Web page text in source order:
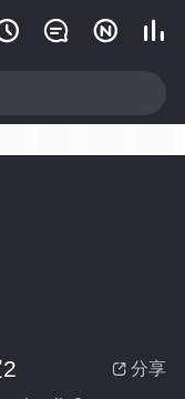
  
 分享